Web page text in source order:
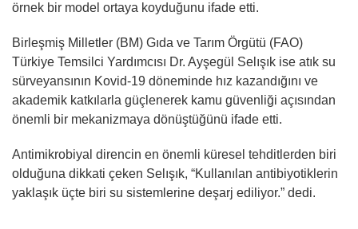
örnek bir model ortaya koyduğunu ifade etti.
Birleşmiş Milletler (BM) Gıda ve Tarım Örgütü (FAO)
Türkiye Temsilci Yardımcısı Dr. Ayşegül Selışık ise atık su
sürveyansının Kovid-19 döneminde hız kazandığını ve
akademik katkılarla güçlenerek kamu güvenliği açısından
önemli bir mekanizmaya dönüştüğünü ifade etti.
Antimikrobiyal direncin en önemli küresel tehditlerden biri
olduğuna dikkati çeken Selışık, “Kullanılan antibiyotiklerin
yaklaşık üçte biri su sistemlerine deşarj ediliyor.” dedi.